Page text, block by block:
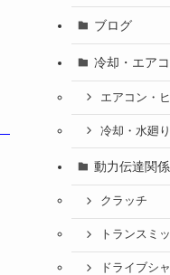
ブログ
冷却・エア
エアコン・
冷却・水廻り
動力伝達関係
クラッチ
トランスミ
ドライブシ